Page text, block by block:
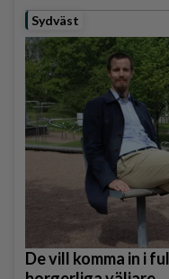
Sydväst
De vill komma in i